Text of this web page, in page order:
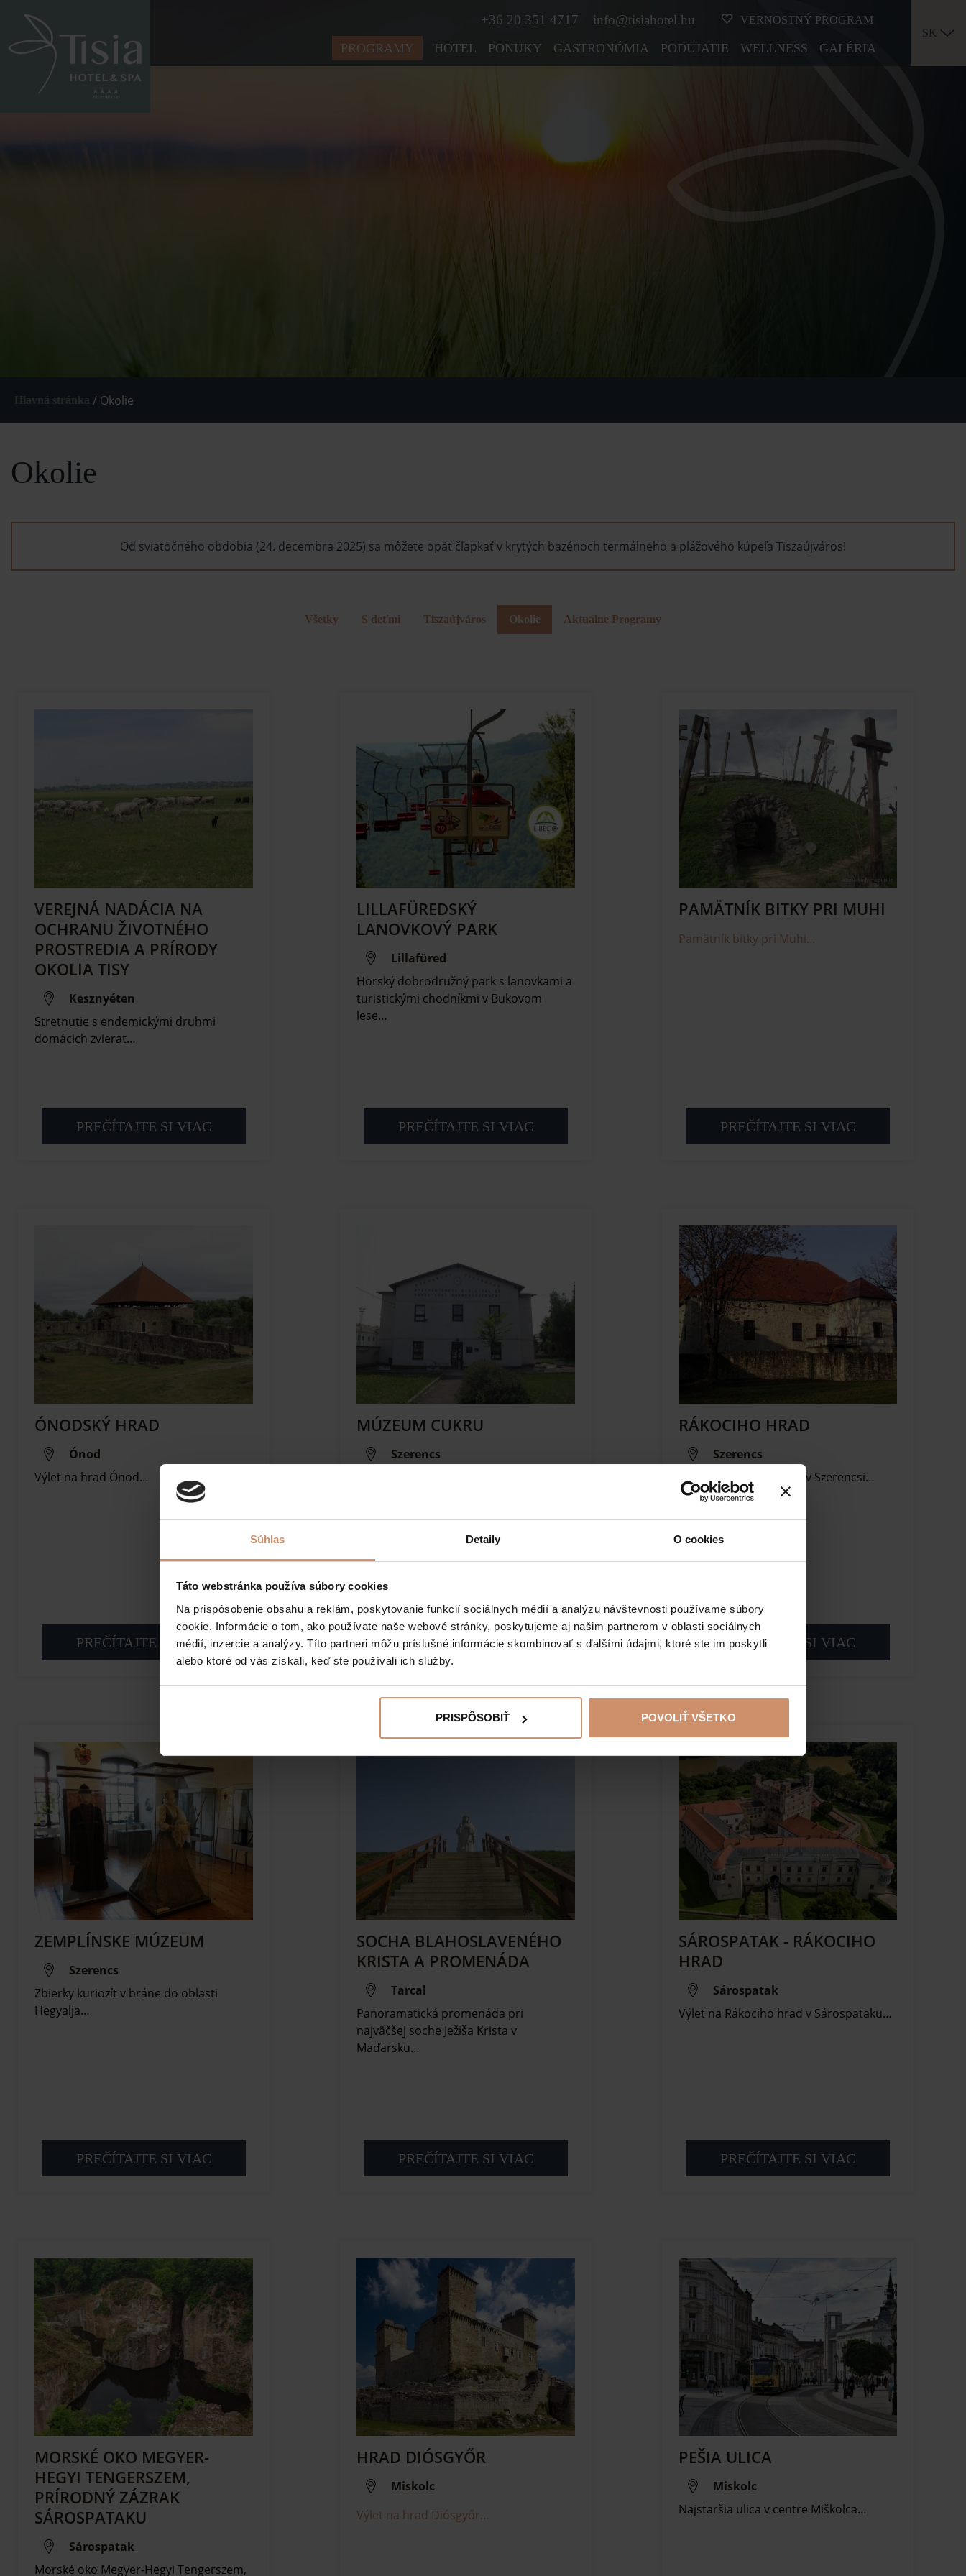
Súhlas Detaily O cookies
Táto webstránka používa súbory cookies
Na prispôsobenie obsahu a reklám, poskytovanie funkcií sociálnych médií a analýzu návštevnosti používame súbory
cookie. Informácie o tom, ako používate naše webové stránky, poskytujeme aj našim partnerom v oblasti sociálnych
médií, inzercie a analýzy. Títo partneri môžu príslušné informácie skombinovať s ďalšími údajmi, ktoré ste im poskytli
alebo ktoré od vás získali, keď ste používali ich služby.
PRISPÔSOBIŤ POVOLIŤ VŠETKO
+36 20 351 4717 info@tisiahotel.hu VERNOSTNÝ PROGRAM
PROGRAMY HOTEL PONUKY GASTRONÓMIA PODUJATIE WELLNESS GALÉRIA
SK
/ Okolie
Okolie
Od sviatočného obdobia (24. decembra 2025) sa môžete opäť čľapkať v krytých bazénoch termálneho a plážového kúpeľa Tiszaújváros!
Všetky S deťmi Tiszaújváros Okolie Aktuálne Programy
VEREJNÁ NADÁCIA NA
OCHRANU ŽIVOTNÉHO
PROSTREDIA A PRÍRODY
OKOLIA TISY
Kesznyéten
Stretnutie s endemickými druhmi
domácich zvierat…
PREČÍTAJTE SI VIAC
LILLAFÜREDSKÝ
LANOVKOVÝ PARK
Lillafüred
Horský dobrodružný park s lanovkami a
turistickými chodníkmi v Bukovom
lese…
PREČÍTAJTE SI VIAC
PAMÄTNÍK BITKY PRI MUHI
Pamätník bitky pri Muhi…
PREČÍTAJTE SI VIAC
ÓNODSKÝ HRAD
Ónod
Výlet na hrad Ónod…
PREČÍTAJTE SI VIAC
MÚZEUM CUKRU
Szerencs
PREČÍTAJTE SI VIAC
RÁKOCIHO HRAD
Szerencs
Výlet na Rákociho hrad v Szerencsi…
PREČÍTAJTE SI VIAC
ZEMPLÍNSKE MÚZEUM
Szerencs
Zbierky kuriozít v bráne do oblasti
Hegyalja…
PREČÍTAJTE SI VIAC
SOCHA BLAHOSLAVENÉHO
KRISTA A PROMENÁDA
Tarcal
Panoramatická promenáda pri
najväčšej soche Ježiša Krista v
Maďarsku…
PREČÍTAJTE SI VIAC
SÁROSPATAK - RÁKOCIHO
HRAD
Sárospatak
Výlet na Rákociho hrad v Sárospataku…
PREČÍTAJTE SI VIAC
MORSKÉ OKO MEGYER-
HEGYI TENGERSZEM,
PRÍRODNÝ ZÁZRAK
SÁROSPATAKU
Sárospatak
Morské oko Megyer-Hegyi Tengerszem,
HRAD DIÓSGYŐR
Miskolc
Výlet na hrad Diósgyőr…
PEŠIA ULICA
Miskolc
Najstaršia ulica v centre Miškolca…